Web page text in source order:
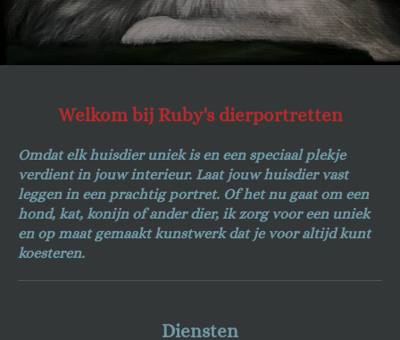
Welkom bij Ruby's dierportretten
Omdat elk huisdier uniek is en een speciaal plekje
verdient in jouw interieur. Laat jouw huisdier vast
leggen in een prachtig portret. Of het nu gaat om een
hond, kat, konijn of ander dier, ik zorg voor een uniek
en op maat gemaakt kunstwerk dat je voor altijd kunt
koesteren.
Diensten